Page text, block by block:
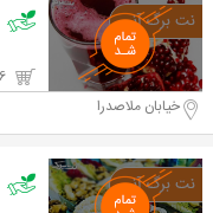
خیابان ملاصدرا